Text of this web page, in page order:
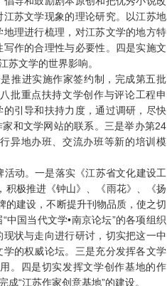
苏文学现象的理论研究。以江苏地
理进行梳理，对江苏文学的地方特
作的合理性与必要性。四是实施文
苏文学的世界影响。
进实施作家签约制，完成第五批
批重点扶持文学创作与评论工程申
引导和扶持力度，通过调研，尽快
和文学网站的联系。三是举办第24
异地办班、交流办班等新的培训模
动。一是落实《江苏省文化建设工
极推进《钟山》、《雨花》、《扬
的建设，不断提升刊物品质，使之切
国当代文学•南京论坛”的各项组织
状与走向进行研讨，切实把这一中
的权威论坛。三是充分发挥各文学
。四是切实发挥文学创作基地的作
“江苏作家创意基地”的建设。